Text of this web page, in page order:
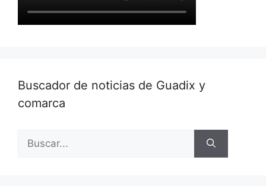
Buscador de noticias de Guadix y
comarca